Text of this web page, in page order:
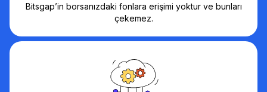
Bitsgap’in borsanızdaki fonlara erişimi yoktur ve bunları
çekemez.